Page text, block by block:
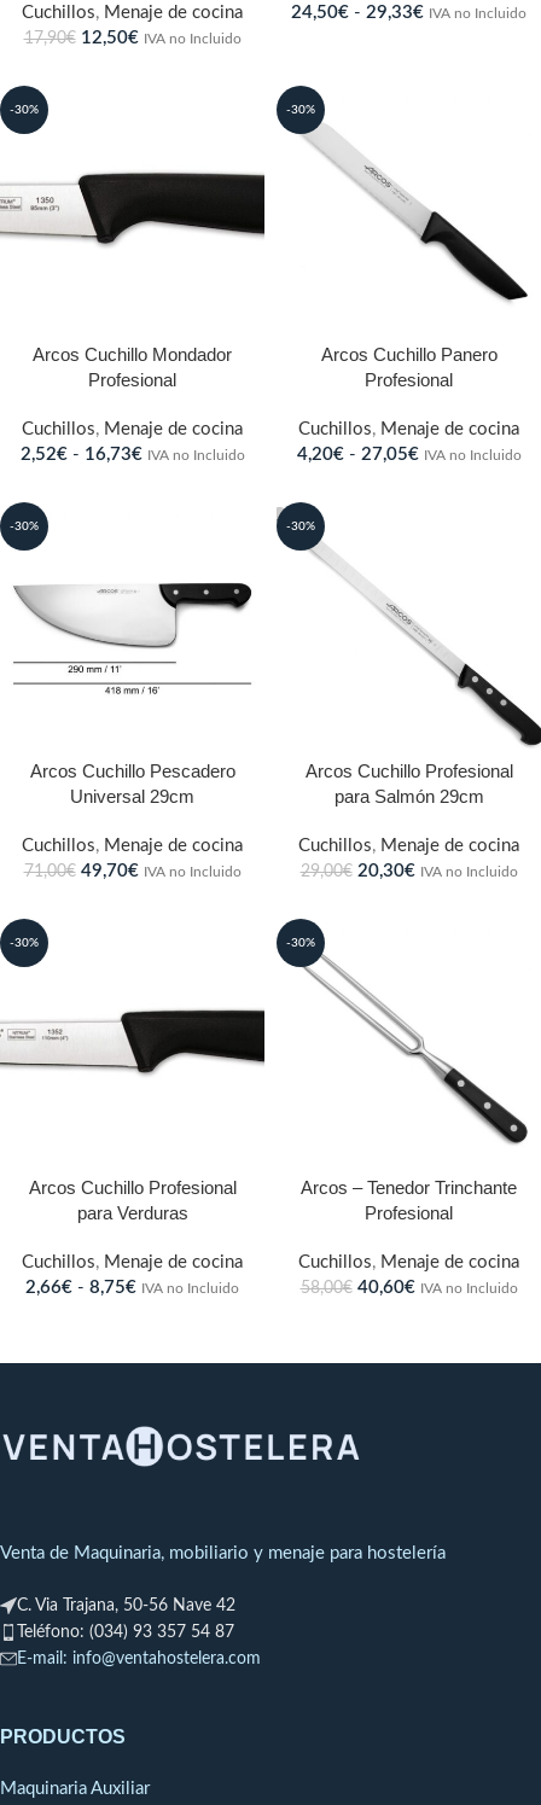
Cuchillos, Menaje de cocina
17,90€ 12,50€ IVA no Incluido
24,50€ - 29,33€ IVA no Incluido
-30%
Arcos Cuchillo Mondador
Profesional
Cuchillos, Menaje de cocina
2,52€ - 16,73€ IVA no Incluido
-30%
Arcos Cuchillo Panero
Profesional
Cuchillos, Menaje de cocina
4,20€ - 27,05€ IVA no Incluido
-30%
Arcos Cuchillo Pescadero
Universal 29cm
Cuchillos, Menaje de cocina
71,00€ 49,70€ IVA no Incluido
-30%
Arcos Cuchillo Profesional
para Salmón 29cm
Cuchillos, Menaje de cocina
29,00€ 20,30€ IVA no Incluido
-30%
Arcos Cuchillo Profesional
para Verduras
Cuchillos, Menaje de cocina
2,66€ - 8,75€ IVA no Incluido
-30%
Arcos – Tenedor Trinchante
Profesional
Cuchillos, Menaje de cocina
58,00€ 40,60€ IVA no Incluido
Venta de Maquinaria, mobiliario y menaje para hostelería
C. Via Trajana, 50-56 Nave 42
Teléfono: (034) 93 357 54 87
E-mail: info@ventahostelera.com
PRODUCTOS
Maquinaria Auxiliar